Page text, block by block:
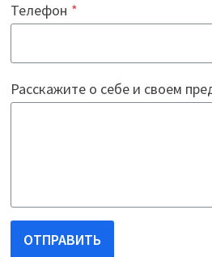
Телефон *
Расскажите о себе и своем
ОТПРАВИТЬ